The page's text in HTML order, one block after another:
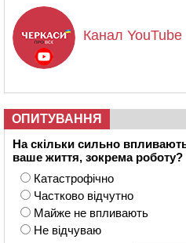
Канал YouTube
ОПИТУВАННЯ
На скільки сильно
ваше життя, зокрема роботу?
Катастрофічно
Частково відчутно
Майже не впливають
Не відчуваю